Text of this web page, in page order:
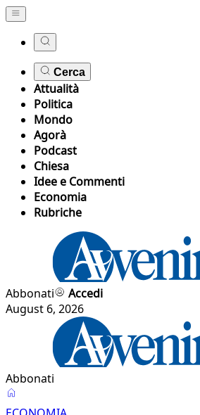
Cerca
Attualità
Politica
Mondo
Agorà
Podcast
Chiesa
Idee e Commenti
Economia
Rubriche
Abbonati
Accedi
August 6, 2026
Abbonati